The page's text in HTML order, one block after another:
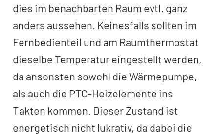
dies im benachbarten Raum evtl. ganz
anders aussehen. Keinesfalls sollten im
Fernbedienteil und am Raumthermostat
dieselbe Temperatur eingestellt werden,
da ansonsten sowohl die Wärmepumpe,
als auch die PTC-Heizelemente ins
Takten kommen. Dieser Zustand ist
energetisch nicht lukrativ, da dabei die